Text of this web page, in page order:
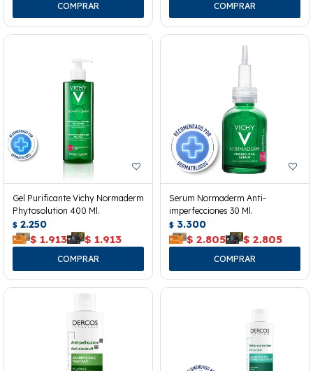
Gel Purificante Vichy Normaderm
Phytosolution 400 Ml.
$ 2.250
$ 1.913 $ 1.913
Serum Normaderm Anti-
imperfecciones 30 Ml.
$ 3.300
$ 2.805 $ 2.805